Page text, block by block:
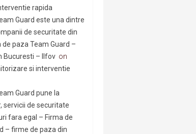
rapida
Guard este una dintre
de securitate din
de paza Team Guard –
Bucuresti – Ilfov on
si interventie
Guard pune la
servicii de securitate
fara egal – Firma de
– firme de paza din